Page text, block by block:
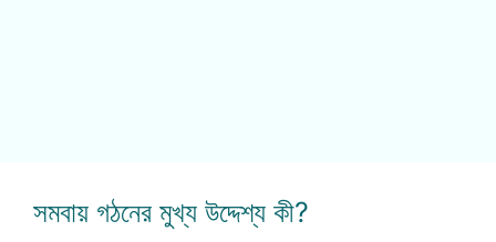
সমবায় গঠনের মুখ্য উদ্দেশ্য কী?